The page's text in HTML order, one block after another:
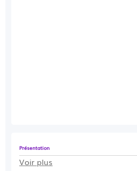
Présentation
Voir plus